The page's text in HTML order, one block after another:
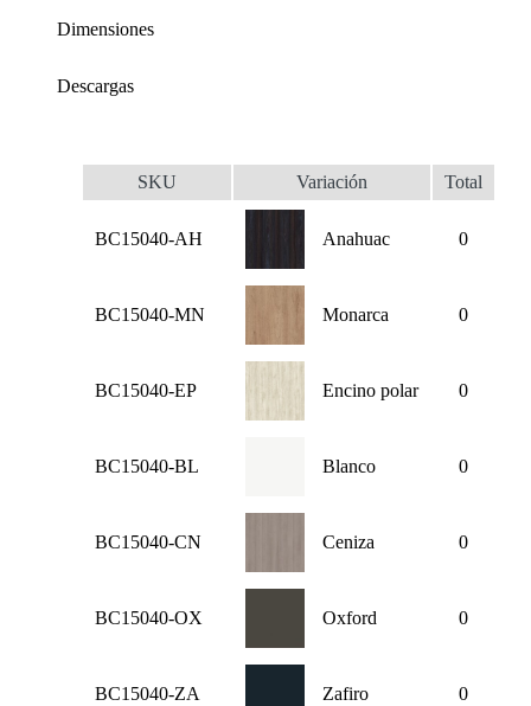
Dimensiones
Descargas
SKU Variación Total
BC15040-AH Anahuac 0
BC15040-MN Monarca 0
BC15040-EP Encino polar 0
BC15040-BL Blanco 0
BC15040-CN Ceniza 0
BC15040-OX Oxford 0
BC15040-ZA Zafiro 0